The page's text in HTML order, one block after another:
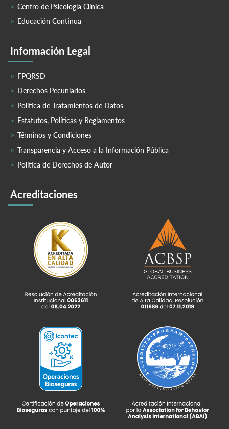
Centro de Psicología Clínica
Educación Continua
Información Legal
FPQRSD
Derechos Pecuniarios
Política de Tratamientos de Datos
Estatutos, Políticas y Reglamentos
Términos y Condiciones
Transparencia y Acceso a la Información Pública
Política de Derechos de Autor
Acreditaciones